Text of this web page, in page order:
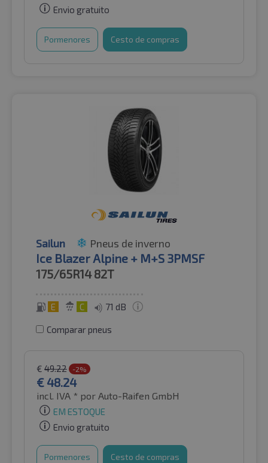
Envio gratuito
Pormenores Cesto de compras
Sailun Pneus de inverno
Ice Blazer Alpine + M+S 3PMSF
175/65R14 82T
E C 71 dB
Comparar pneus
€ 49.22 -2%
€ 48.24
incl. IVA * por Auto-Raifen GmbH
EM ESTOQUE
Envio gratuito
Pormenores Cesto de compras